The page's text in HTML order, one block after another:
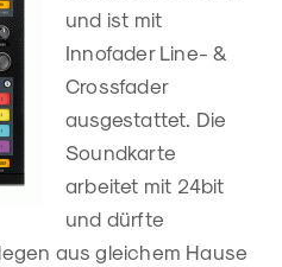
und ist mit
Innofader Line- &
Crossfader
ausgestattet. Die
Soundkarte
arbeitet mit 24bit
und dürfte
aus gleichem Hause